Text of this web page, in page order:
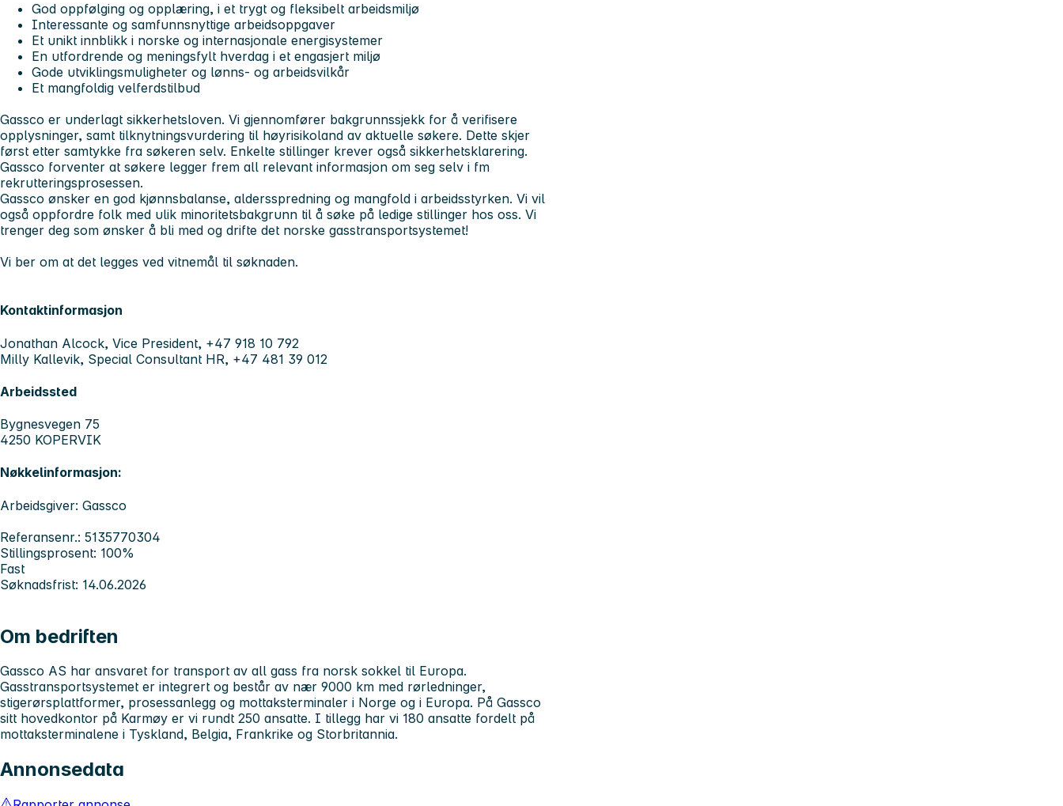
God oppfølging og opplæring, i et trygt og fleksibelt arbeidsmiljø
Interessante og samfunnsnyttige arbeidsoppgaver
Et unikt innblikk i norske og internasjonale energisystemer
En utfordrende og meningsfylt hverdag i et engasjert miljø
Gode utviklingsmuligheter og lønns- og arbeidsvilkår
Et mangfoldig velferdstilbud
Gassco er underlagt sikkerhetsloven. Vi gjennomfører bakgrunnssjekk for å verifisere
opplysninger, samt tilknytningsvurdering til høyrisikoland av aktuelle søkere. Dette skjer
først etter samtykke fra søkeren selv. Enkelte stillinger krever også sikkerhetsklarering.
Gassco forventer at søkere legger frem all relevant informasjon om seg selv i fm
rekrutteringsprosessen.
Gassco ønsker en god kjønnsbalanse, aldersspredning og mangfold i arbeidsstyrken. Vi vil
også oppfordre folk med ulik minoritetsbakgrunn til å søke på ledige stillinger hos oss. Vi
trenger deg som ønsker å bli med og drifte det norske gasstransportsystemet!
Vi ber om at det legges ved vitnemål til søknaden.
Kontaktinformasjon
Jonathan Alcock, Vice President, +47 918 10 792
Milly Kallevik, Special Consultant HR, +47 481 39 012
Arbeidssted
Bygnesvegen 75
4250 KOPERVIK
Nøkkelinformasjon:
Arbeidsgiver: Gassco
Referansenr.: 5135770304
Stillingsprosent: 100%
Fast
Søknadsfrist: 14.06.2026
Om bedriften
Gassco AS har ansvaret for transport av all gass fra norsk sokkel til Europa.
Gasstransportsystemet er integrert og består av nær 9000 km med rørledninger,
stigerørsplattformer, prosessanlegg og mottaksterminaler i Norge og i Europa. På Gassco
sitt hovedkontor på Karmøy er vi rundt 250 ansatte. I tillegg har vi 180 ansatte fordelt på
mottaksterminalene i Tyskland, Belgia, Frankrike og Storbritannia.
Annonsedata